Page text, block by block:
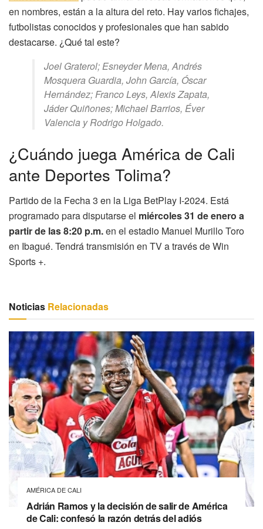
en nombres, están a la altura del reto. Hay varios fichajes,
futbolistas conocidos y profesionales que han sabido
destacarse. ¿Qué tal este?
Joel Graterol; Esneyder Mena, Andrés
Mosquera Guardia, John García, Óscar
Hernández; Franco Leys, Alexis Zapata,
Jáder Quiñones; Michael Barrios, Éver
Valencia y Rodrigo Holgado.
¿Cuándo juega América de Cali
ante Deportes Tolima?
Partido de la Fecha 3 en la Liga BetPlay I-2024. Está
programado para disputarse el miércoles 31 de enero a
partir de las 8:20 p.m.en el estadio Manuel Murillo Toro
en Ibagué. Tendrá transmisión en TV a través de Win
Sports +.
Noticias Relacionadas
AMÉRICA DE CALI
Adrián Ramos y la decisión de salir de América
de Cali: confesó la razón detrás del adiós